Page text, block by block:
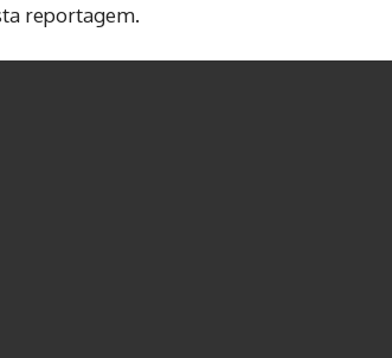
reportagem.